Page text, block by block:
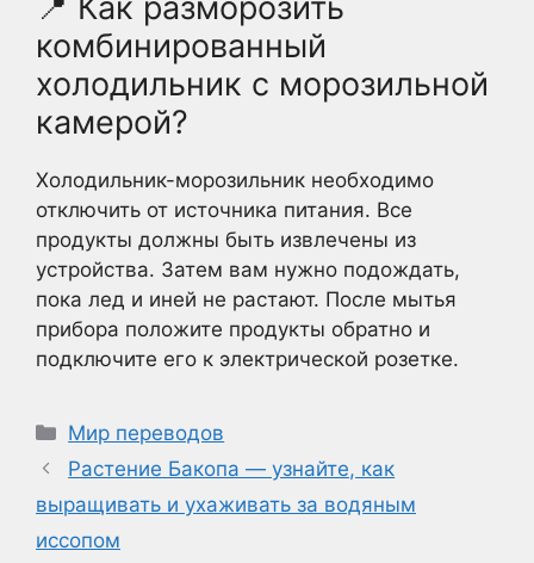
комбинированный
холодильник с морозильной
камерой?
Холодильник-морозильник необходимо
отключить от источника питания. Все
продукты должны быть извлечены из
устройства. Затем вам нужно подождать,
пока лед и иней не растают. После мытья
прибора положите продукты обратно и
подключите его к электрической розетке.
Рубрики
Мир переводов
Растение Бакопа — узнайте, как
выращивать и ухаживать за водяным
иссопом